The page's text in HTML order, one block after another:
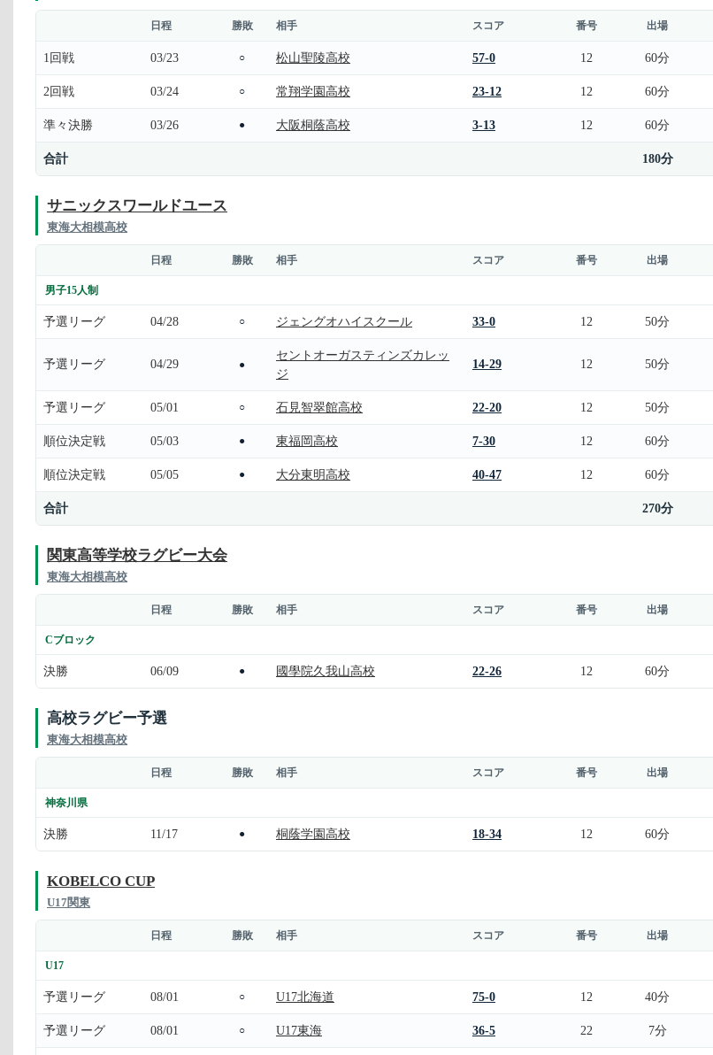
日程 勝敗 相手 スコア 番号 出場
1回戦 03/23 ○ 松山聖陵高校 57-0 12 60分
2回戦 03/24 ○ 常翔学園高校 23-12 12 60分
準々決勝 03/26 ● 大阪桐蔭高校 3-13 12 60分
合計 180分
サニックスワールドユース
東海大相模高校
日程 勝敗 相手 スコア 番号 出場
男子15人制
予選リーグ 04/28 ○ ジェングオハイスクール 33-0 12 50分
予選リーグ 04/29 ●
セントオーガスティンズカレッ
ジ
14-29 12 50分
予選リーグ 05/01 ○ 石見智翠館高校 22-20 12 50分
順位決定戦 05/03 ● 東福岡高校 7-30 12 60分
順位決定戦 05/05 ● 大分東明高校 40-47 12 60分
合計 270分
関東高等学校ラグビー大会
東海大相模高校
日程 勝敗 相手 スコア 番号 出場
Cブロック
決勝 06/09 ● 國學院久我山高校 22-26 12 60分
高校ラグビー予選
東海大相模高校
日程 勝敗 相手 スコア 番号 出場
神奈川県
決勝 11/17 ● 桐蔭学園高校 18-34 12 60分
KOBELCO CUP
U17関東
日程 勝敗 相手 スコア 番号 出場
U17
予選リーグ 08/01 ○ U17北海道 75-0 12 40分
予選リーグ 08/01 ○ U17東海 36-5 22 7分